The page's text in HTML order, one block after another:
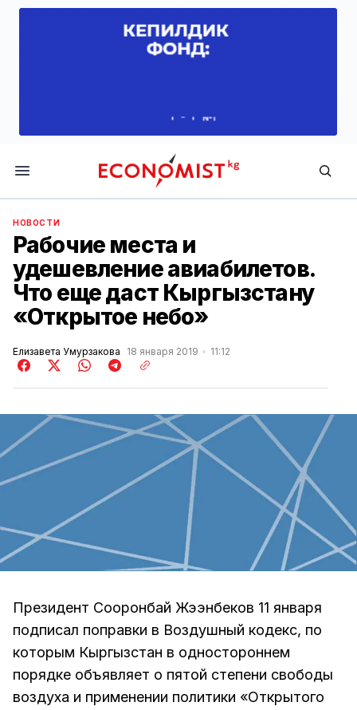
Economist.kg
НОВОСТИ
Рабочие места и
удешевление авиабилетов.
Что еще даст Кыргызстану
«Открытое небо»
Елизавета Умурзакова 18 января 2019 11:12
Президент Сооронбай Жээнбеков 11 января
подписал поправки в Воздушный кодекс, по
которым Кыргызстан в одностороннем
порядке объявляет о пятой степени свободы
воздуха и применении политики «Открытого